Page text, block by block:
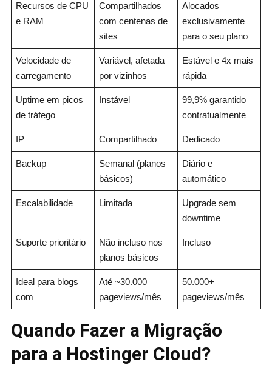
Recursos de CPU
e RAM
Compartilhados
com centenas de
sites
Alocados
exclusivamente
para o seu plano
Velocidade de
carregamento
Variável, afetada
por vizinhos
Estável e 4x mais
rápida
Uptime em picos
de tráfego
Instável
99,9% garantido
contratualmente
IP Compartilhado Dedicado
Backup
Semanal (planos
básicos)
Diário e
automático
Escalabilidade Limitada
Upgrade sem
downtime
Suporte prioritário
Não incluso nos
planos básicos
Incluso
Ideal para blogs
com
Até ~30.000
pageviews/mês
50.000+
pageviews/mês
Quando Fazer a Migração
para a Hostinger Cloud?